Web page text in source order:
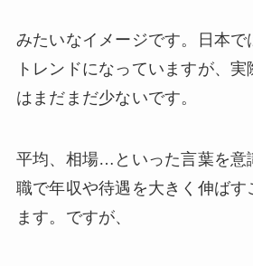
みたいなイメージです。日本
トレンドになっていますが、
はまだまだ少ないです。
平均、相場…といった言葉を意
職で年収や待遇を大きく伸ばす
ます。ですが、